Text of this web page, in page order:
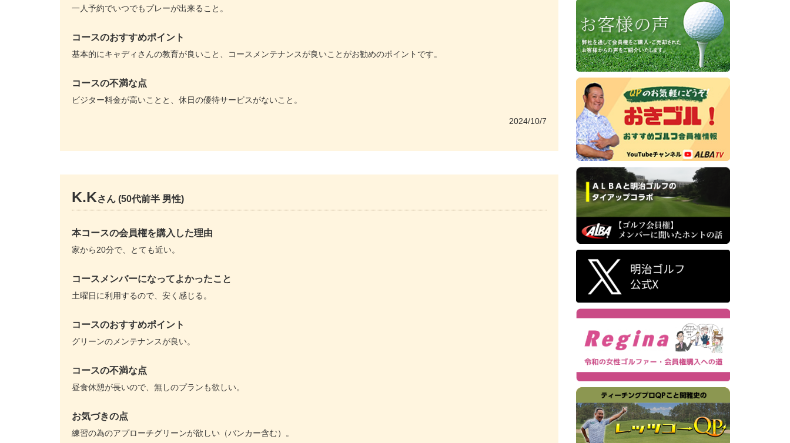
一人予約でいつでもプレーが出来ること。
コースのおすすめポイント
基本的にキャディさんの教育が良いこと、コースメンテナンスが良いことがお勧めのポイントです。
コースの不満な点
ビジター料金が高いことと、休日の優待サービスがないこと。
2024/10/7
K.Kさん (50代前半 男性)
本コースの会員権を購入した理由
家から20分で、とても近い。
コースメンバーになってよかったこと
土曜日に利用するので、安く感じる。
コースのおすすめポイント
グリーンのメンテナンスが良い。
コースの不満な点
昼食休憩が長いので、無しのプランも欲しい。
お気づきの点
練習の為のアプローチグリーンが欲しい（バンカー含む）。